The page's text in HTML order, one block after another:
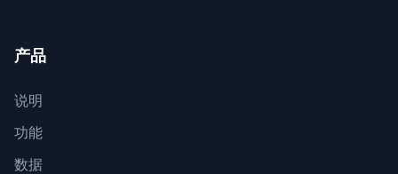
产品
说明
功能
数据